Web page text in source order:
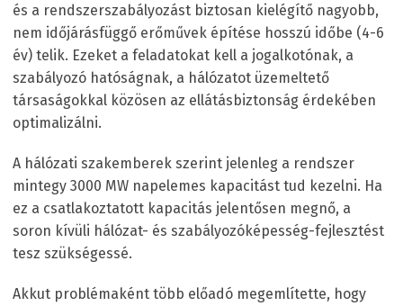
és a rendszerszabályozást biztosan kielégítő nagyobb,
nem időjárásfüggő erőművek építése hosszú időbe (4-6
év) telik. Ezeket a feladatokat kell a jogalkotónak, a
szabályozó hatóságnak, a hálózatot üzemeltető
társaságokkal közösen az ellátásbiztonság érdekében
optimalizálni.
A hálózati szakemberek szerint jelenleg a rendszer
mintegy 3000 MW napelemes kapacitást tud kezelni. Ha
ez a csatlakoztatott kapacitás jelentősen megnő, a
soron kívüli hálózat- és szabályozóképesség-fejlesztést
tesz szükségessé.
Akkut problémaként több előadó megemlítette, hogy